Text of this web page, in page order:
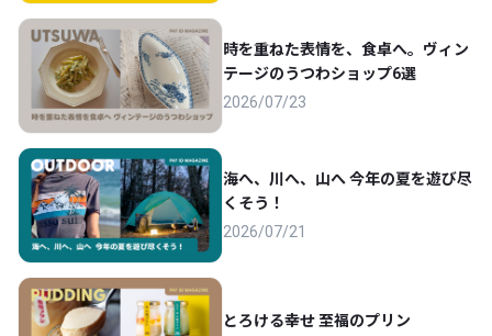
時を重ねた表情を、食卓へ。ヴィン
テージのうつわショップ6選
2026/07/23
海へ、川へ、山へ 今年の夏を遊び尽
くそう！
2026/07/21
とろける幸せ 至福のプリン